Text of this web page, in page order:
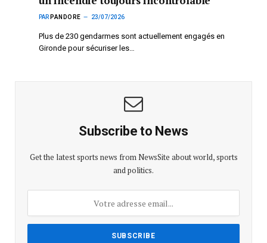
PAR PANDORE 23/07/2026
Plus de 230 gendarmes sont actuellement engagés en
Gironde pour sécuriser les…
Subscribe to News
Get the latest sports news from NewsSite about world, sports
and politics.